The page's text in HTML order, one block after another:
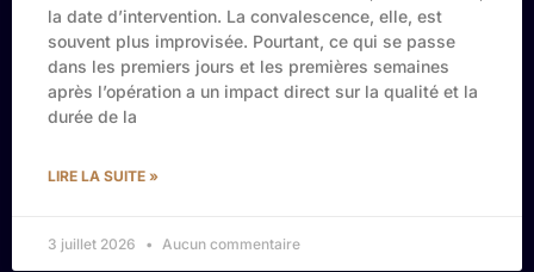
la date d’intervention. La convalescence, elle, est
souvent plus improvisée. Pourtant, ce qui se passe
dans les premiers jours et les premières semaines
après l’opération a un impact direct sur la qualité et la
durée de la
LIRE LA SUITE »
3 juillet 2026 Aucun commentaire